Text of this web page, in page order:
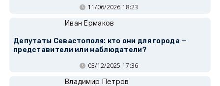
11/06/2026 18:23
Иван Ермаков
Депутаты Севастополя: кто они для города —
представители или наблюдатели?
03/12/2025 17:36
Владимир Петров